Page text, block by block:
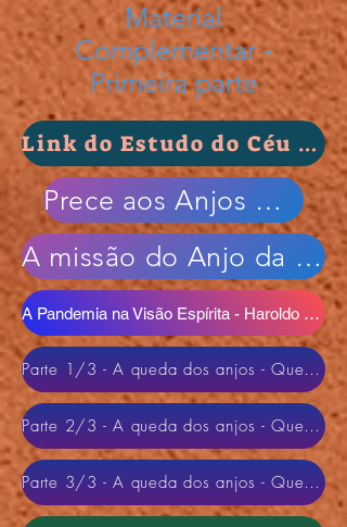
Material
Complementar -
Primeira parte
Link do Estudo do Céu e o Inferno do site Conhecendo o Espiritismo das Rosas da Justiça Divina
Prece aos Anjos Guardiães
A missão do Anjo da Guarda - Divaldo Franco
A Pandemia na Visão Espírita - Haroldo Dutra
Parte 1/3 - A queda dos anjos - Queda de Adão e Eva - TV Mundo Maior
Parte 2/3 - A queda dos anjos - Queda de Adão e Eva - TV Mundo Maior
Parte 3/3 - A queda dos anjos - Queda de Adão e Eva - TV Mundo Maior